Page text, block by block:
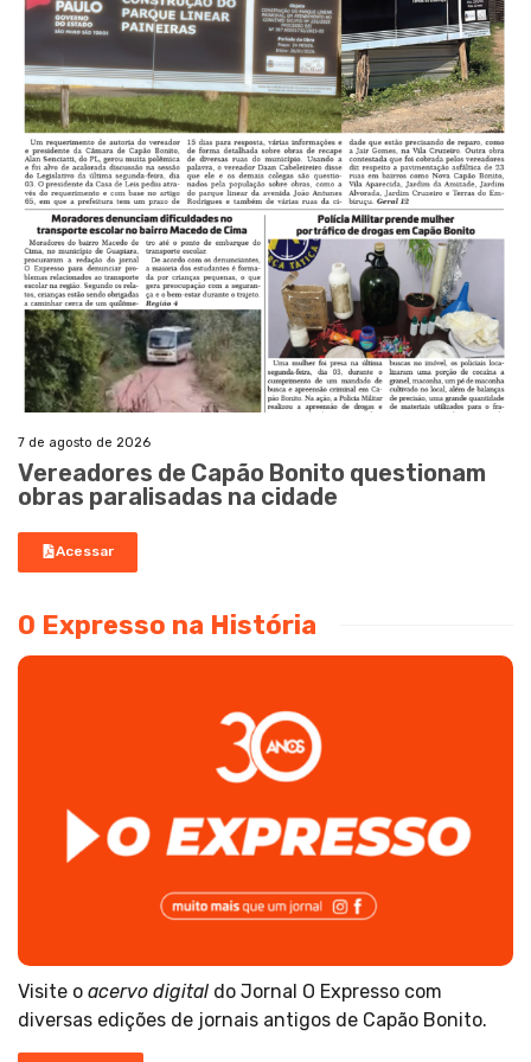
7 de agosto de 2026
Vereadores de Capão Bonito questionam
obras paralisadas na cidade
Acessar
O Expresso na História
Visite o acervo digital do Jornal O Expresso com
diversas edições de jornais antigos de Capão Bonito.